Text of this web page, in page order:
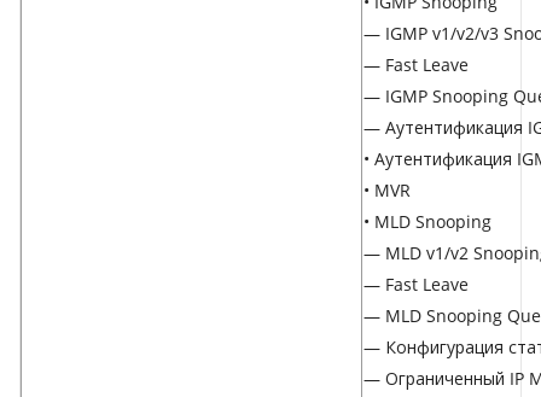
— IGMP v1/v2/v3
— Fast Leave
— IGMP Snooping
— Аутентификация
• Аутентификация
• MVR
• MLD Snooping
— MLD v1/v2
— Fast Leave
— MLD Snooping
— Конфигурация
— Ограниченный IP